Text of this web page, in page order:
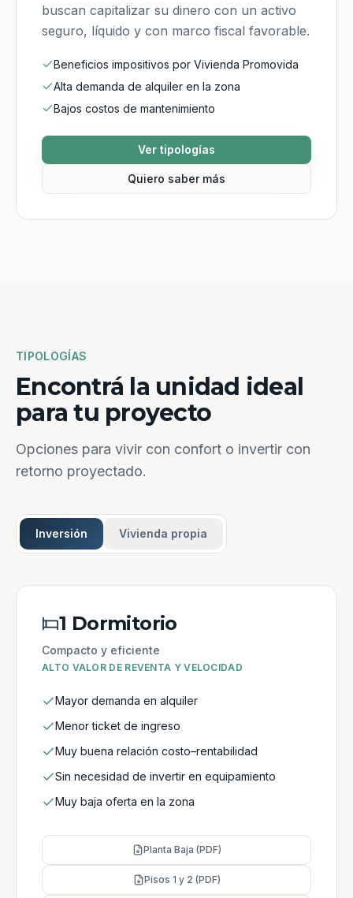
buscan capitalizar su dinero con un activo
seguro, líquido y con marco fiscal favorable.
Beneficios impositivos por Vivienda Promovida
Alta demanda de alquiler en la zona
Bajos costos de mantenimiento
Ver tipologías
Quiero saber más
TIPOLOGÍAS
Encontrá la unidad ideal
para tu proyecto
Opciones para vivir con confort o invertir con
retorno proyectado.
Inversión Vivienda propia
1 Dormitorio
Compacto y eficiente
ALTO VALOR DE REVENTA Y VELOCIDAD
Mayor demanda en alquiler
Menor ticket de ingreso
Muy buena relación costo–rentabilidad
Sin necesidad de invertir en equipamiento
Muy baja oferta en la zona
Planta Baja (PDF)
Pisos 1 y 2 (PDF)